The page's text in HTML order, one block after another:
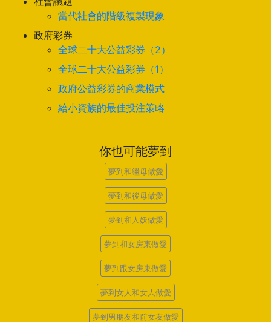
當代社會的階級複製現象
政府彩券
全球二十大公益彩券（2）
全球二十大公益彩券（1）
政府公益彩券的商業模式
給小資族的最佳投注策略
你也可能夢到
夢到和繼母做愛
夢到和後母做愛
夢到和人妖做愛
夢到和女房東做愛
夢到跟女房東做愛
夢到女人和女人做愛
夢到男朋友和前女友做愛